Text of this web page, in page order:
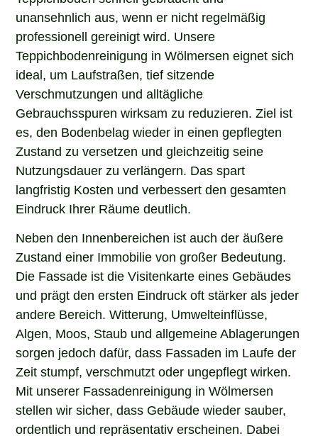
unansehnlich aus, wenn er nicht regelmäßig
professionell gereinigt wird. Unsere
Teppichbodenreinigung in Wölmersen eignet sich
ideal, um Laufstraßen, tief sitzende
Verschmutzungen und alltägliche
Gebrauchsspuren wirksam zu reduzieren. Ziel ist
es, den Bodenbelag wieder in einen gepflegten
Zustand zu versetzen und gleichzeitig seine
Nutzungsdauer zu verlängern. Das spart
langfristig Kosten und verbessert den gesamten
Eindruck Ihrer Räume deutlich.
Neben den Innenbereichen ist auch der äußere
Zustand einer Immobilie von großer Bedeutung.
Die Fassade ist die Visitenkarte eines Gebäudes
und prägt den ersten Eindruck oft stärker als jeder
andere Bereich. Witterung, Umwelteinflüsse,
Algen, Moos, Staub und allgemeine Ablagerungen
sorgen jedoch dafür, dass Fassaden im Laufe der
Zeit stumpf, verschmutzt oder ungepflegt wirken.
Mit unserer Fassadenreinigung in Wölmersen
stellen wir sicher, dass Gebäude wieder sauber,
ordentlich und repräsentativ erscheinen. Dabei